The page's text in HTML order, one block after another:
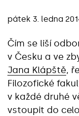
pátek 3. ledna
Čím se liší
v Česku a ve
Jana Klápště,
Filozofické
v každé druhé
vstoupit do